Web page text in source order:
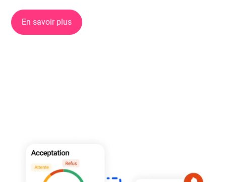
En savoir plus